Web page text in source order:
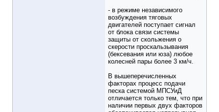
- в режиме независимого
возбуждения тяговых
двигателей поступает сигнал
от блока связи системы
защиты от скольжения о
скерости проскальзывания
(бексевания или юза) любое
колесней пары более 3 км/ч.
В вышеперечисленных
факторах процесс подачи
песка системой МПСУиД
отличается только тем, что при
наличии первых двух факторов